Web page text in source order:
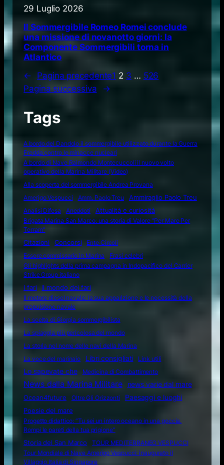
29 Luglio 2026
Il Sommergibile Romeo Romei conclude
una missione di novanotto giorni: la
Componente Sommergibili torna in
Atlantico
←
Pagina precedente1 2 3 … 526
Pagina successiva
→
Tags
A bordo del Dandolo il sommergibile utilizzato durante la Guerra
Fredda contro le minacce nucleari
A bordo di Nave Raimondo Montecuccoli il nuovo volto
operativo della Marina Militare (Video)
Alla scoperta del sommergibile Andrea Provana
Amerigo Vespucci
Amm. Paolo Treu
Ammiraglio Paolo Treu
Analisi Difesa
Aneddoti Attualità e curiosità
Brigata Marina San Marco: una storia di Valore "Per Mare Per
Terram"
Citazioni
Concorsi
Ente Circoli
Essere commissario in Marina
Frasi celebri
Gli highlights della prima campagna in Indopacifico del Carrier
Strike Group italiano
I fari
Il mondo dei fari
Il motore diesel navale: la sua apparizione e le necessità della
propulsione navale
La scelta di Giorgia sommergibilista
La spiaggia più pericolosa del mondo
La storia nel nome delle navi della Marina
La voce del marinaio
Libri consigliati Link utili
Lo sapevate che Medicina di Combattimento
News dalla Marina Militare
news varie dal mare
Ocean4future
Oltre Gli Orizzonti
Paesaggi e luoghi
Poesie del mare
Progetto didattico: “Tu sei un intero oceano in una goccia.
Rompi le pareti della tua prigione”
Storia del San Marco
TOUR MEDITERRANEO VESPUCCI
Tour Mondiale di Nave Amerigo Vespucci: inaugurato il
Villaggio Italia di Singapore